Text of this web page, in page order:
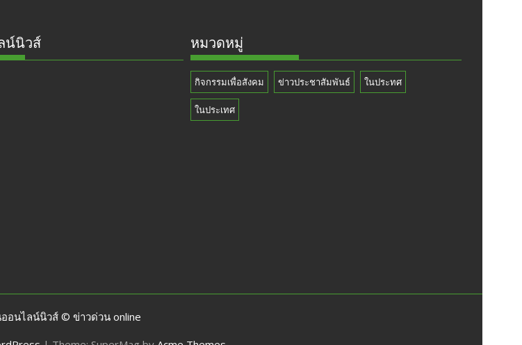
น์นิวส์ หมวดหมู่
กิจกรรมเพื่อสังคม ข่าวประชาสัมพันธ์ ในประทศ
ในประเทศ
อนไลน์นิวส์ © ข่าวด่วน online